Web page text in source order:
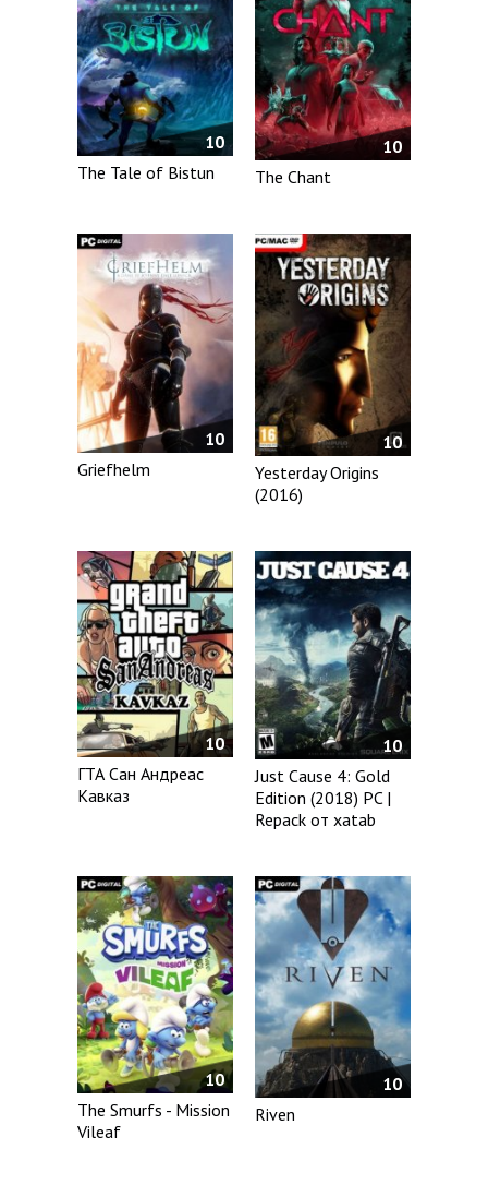
10
The Tale of Bistun
10
The Chant
10
Griefhelm
10
Yesterday Origins
(2016)
10
ГТА Сан Андреас
Кавказ
10
Just Cause 4: Gold
Edition (2018) PC |
Repack от xatab
10
The Smurfs - Mission
Vileaf
10
Riven